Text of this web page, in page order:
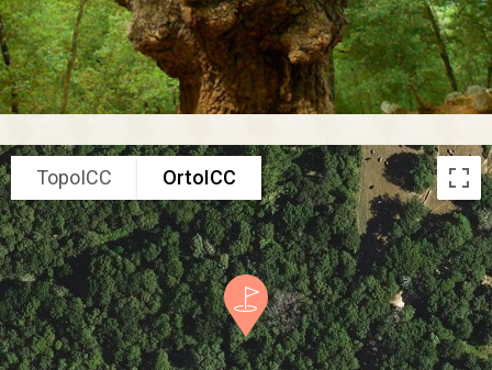
TopoICC OrtoICC